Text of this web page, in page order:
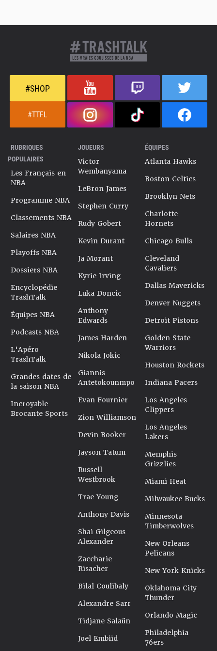
#SHOP
#TTFL
RUBRIQUES
POPULAIRES
Les Français en
NBA
Programme NBA
Classements NBA
Salaires NBA
Playoffs NBA
Dossiers NBA
Encyclopédie
TrashTalk
Équipes NBA
Podcasts NBA
L'Apéro
TrashTalk
Grandes dates de
la saison NBA
Incroyable
Brocante Sports
JOUEURS
Victor
Wembanyama
LeBron James
Stephen Curry
Rudy Gobert
Kevin Durant
Ja Morant
Kyrie Irving
Luka Doncic
Anthony
Edwards
James Harden
Nikola Jokic
Giannis
Antetokounmpo
Evan Fournier
Zion Williamson
Devin Booker
Jayson Tatum
Russell
Westbrook
Trae Young
Anthony Davis
Shai Gilgeous-
Alexander
Zaccharie
Risacher
Bilal Coulibaly
Alexandre Sarr
Tidjane Salaün
Joel Embiid
ÉQUIPES
Atlanta Hawks
Boston Celtics
Brooklyn Nets
Charlotte
Hornets
Chicago Bulls
Cleveland
Cavaliers
Dallas Mavericks
Denver Nuggets
Detroit Pistons
Golden State
Warriors
Houston Rockets
Indiana Pacers
Los Angeles
Clippers
Los Angeles
Lakers
Memphis
Grizzlies
Miami Heat
Milwaukee Bucks
Minnesota
Timberwolves
New Orleans
Pelicans
New York Knicks
Oklahoma City
Thunder
Orlando Magic
Philadelphia
76ers